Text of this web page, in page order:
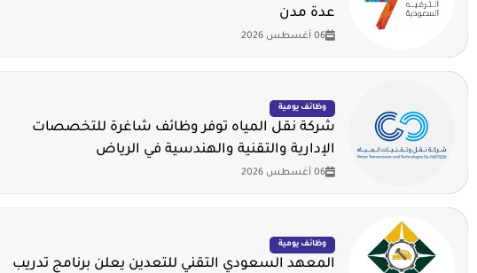
عدة مدن
06 أغسطس 2026
وظائف يومية
شركة نقل المياه توفر وظائف شاغرة للتخصصات
الإدارية والتقنية والهندسية في الرياض
06 أغسطس 2026
وظائف يومية
المعهد السعودي التقني للتعدين يعلن برنامج تدريب